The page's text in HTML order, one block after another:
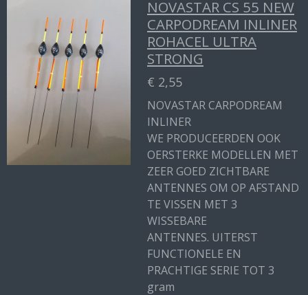
NOVASTAR CS 55 NEW
CARPODREAM INLINER
ROHACEL ULTRA
STRONG
€ 2,55
NOVASTAR CARPODREAM
INLINER
WE PRODUCEERDEN OOK
OERSTERKE MODELLEN MET
ZEER GOED ZICHTBARE
ANTENNES OM OP AFSTAND
TE VISSEN MET 3
WISSEBARE
ANTENNES. UITERST
FUNCTIONELE EN
PRACHTIGE SERIE TOT 3
gram